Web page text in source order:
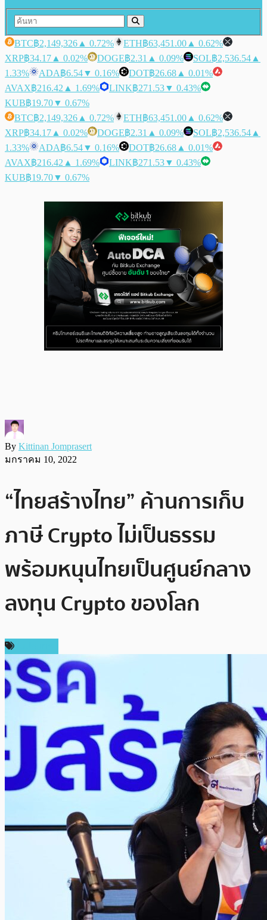
BTC฿2,149,326 ▲ 0.72% ETH฿63,451.00 ▲ 0.62%
XRP฿34.17 ▲ 0.02% DOGE฿2.31 ▲ 0.09% SOL฿2,536.54 ▲
1.33%
ADA฿6.54▼ 0.16% DOT฿26.68 ▲ 0.01%
AVAX฿216.42 ▲ 1.69% LINK฿271.53▼ 0.43%
KUB฿19.70▼ 0.67%
BTC฿2,149,326 ▲ 0.72% ETH฿63,451.00 ▲ 0.62%
XRP฿34.17 ▲ 0.02% DOGE฿2.31 ▲ 0.09% SOL฿2,536.54 ▲
1.33%
ADA฿6.54▼ 0.16% DOT฿26.68 ▲ 0.01%
AVAX฿216.42 ▲ 1.69% LINK฿271.53▼ 0.43%
KUB฿19.70▼ 0.67%
By Kittinan Jomprasert
มกราคม 10, 2022
“ไทยสร้างไทย” ค้านการเก็บ
ภาษี Crypto ไม่เป็นธรรม
พร้อมหนุนไทยเป็นศูนย์กลาง
ลงทุน Crypto ของโลก